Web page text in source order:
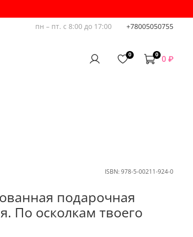
пн – пт. с 8:00 до 17:00 +78005050755
0 0 0 ₽
ISBN:978-5-00211-924-0
подарочная
По осколкам твоего